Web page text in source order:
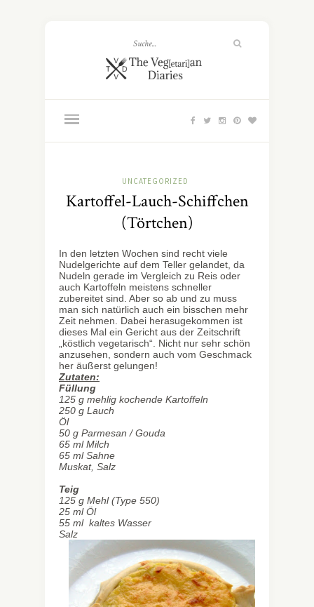
UNCATEGORIZED
Kartoffel-Lauch-Schiffchen
(Törtchen)
In den letzten Wochen sind recht viele
Nudelgerichte auf dem Teller gelandet, da
Nudeln gerade im Vergleich zu Reis oder
auch Kartoffeln meistens schneller
zubereitet sind. Aber so ab und zu muss
man sich natürlich auch ein bisschen mehr
Zeit nehmen. Dabei herasugekommen ist
dieses Mal ein Gericht aus der Zeitschrift
„köstlich vegetarisch“. Nicht nur sehr schön
anzusehen, sondern auch vom Geschmack
her äußerst gelungen!
Zutaten:
Füllung
125 g mehlig kochende Kartoffeln
250 g Lauch
Öl
50 g Parmesan / Gouda
65 ml Milch
65 ml Sahne
Muskat, Salz
Teig
125 g Mehl (Type 550)
25 ml Öl
55 ml kaltes Wasser
Salz